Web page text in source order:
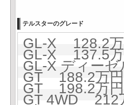
テルスターのグレード
GL-X 128.2
GL-X 137.5
GL-X ディー
GT 188.2万
GT 198.2万
GT 4WD 212